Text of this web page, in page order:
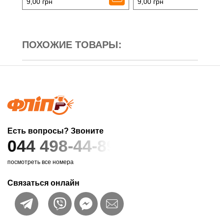
ПОХОЖИЕ ТОВАРЫ:
Есть вопросы? Звоните
044 498-44-89
посмотреть все номера
Связаться онлайн